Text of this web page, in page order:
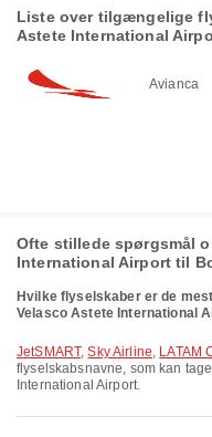
Liste over tilgængelige
Astete International
Avianca
Ofte stillede spørgsmål
International Airport til
Hvilke flyselskaber er de
Velasco Astete International
JetSMART,Sky Airline, LATAM
flyselskabsnavne, som kan
International Airport.